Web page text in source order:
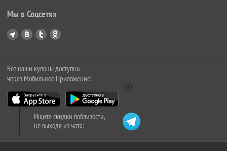
Мы в Соцсетях
Все наши купоны доступны
через Мобильное Приложение:
Ищите скидки поблизости,
не выходя из чата: